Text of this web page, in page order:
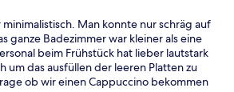
Man konnte nur schräg auf
ganze Badezimmer war kleiner als eine
beim Frühstück hat lieber lautstark
um das ausfüllen der leeren Platten zu
ob wir einen Cappuccino bekommen